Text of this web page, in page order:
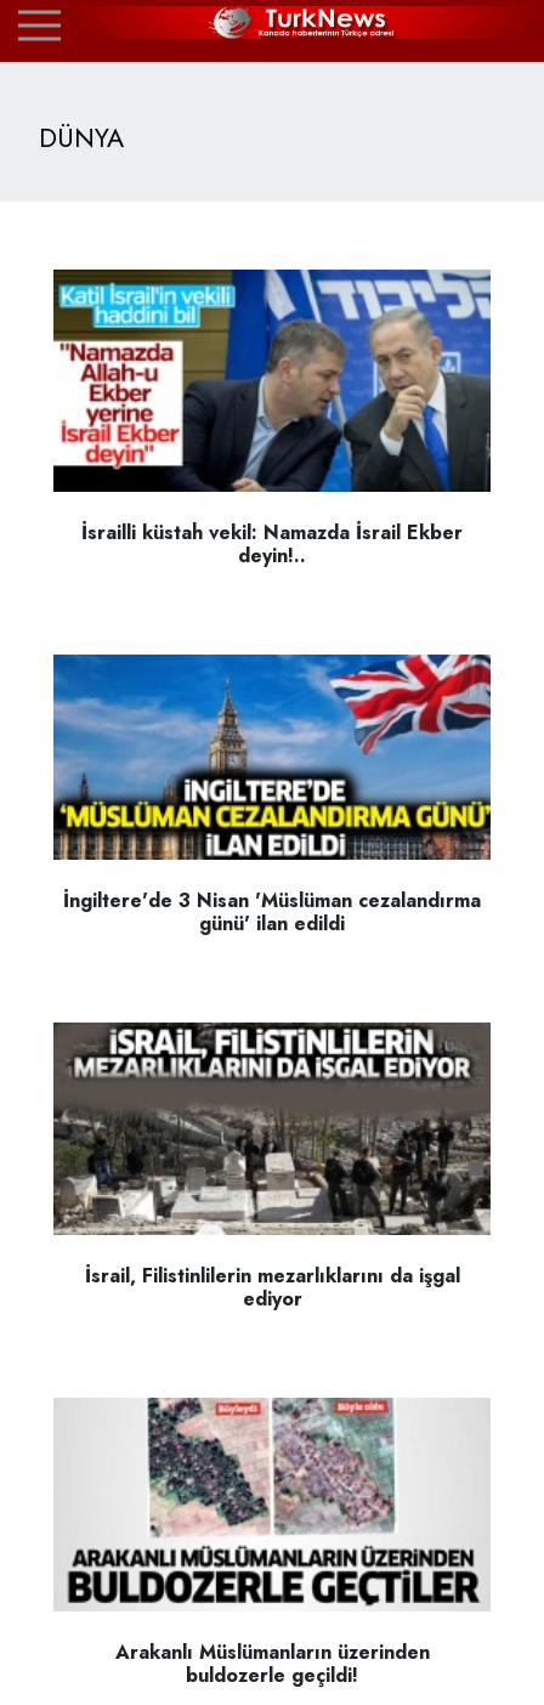
DÜNYA
İsrailli küstah vekil: Namazda İsrail Ekber
deyin!..
İngiltere'de 3 Nisan 'Müslüman cezalandırma
günü' ilan edildi
İsrail, Filistinlilerin mezarlıklarını da işgal
ediyor
Arakanlı Müslümanların üzerinden
buldozerle geçildi!